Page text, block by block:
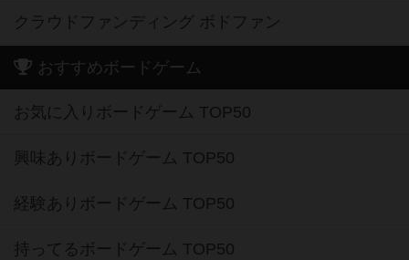
クラウドファンディング ボドファン
おすすめボードゲーム
お気に入りボードゲーム TOP50
興味ありボードゲーム TOP50
経験ありボードゲーム TOP50
持ってるボードゲーム TOP50